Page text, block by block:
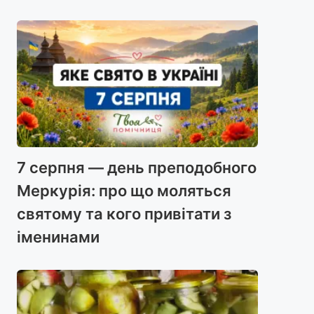
7 серпня — день преподобного
Меркурія: про що моляться
святому та кого привітати з
іменинами